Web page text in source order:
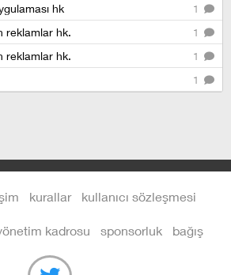
1
hk
1
reklamlar hk.
1
reklamlar hk.
1
kurallar kullanıcı sözleşmesi
kadrosu sponsorluk bağış